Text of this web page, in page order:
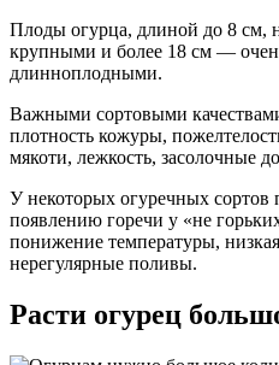
Плоды огурца, длиной до 8 см,
крупными и более 18 см —
длинноплодными.
Важными сортовыми
плотность кожуры,
мякоти, лежкость, засолочные
У некоторых огуречных сортов
появлению горечи у «не
понижение температуры,
нерегулярные поливы.
Расти огурец